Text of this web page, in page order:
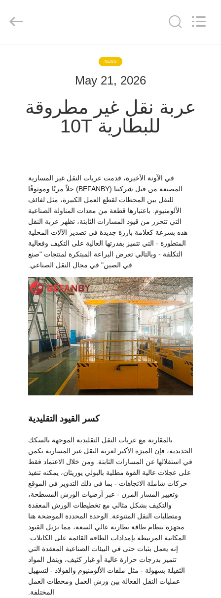
معلومات
مراقبة
الجودة
اتصل
أخبار
اطلب
اقتباس
PRIVACY
POLICY
Mechanical
NEWS
May 21, 2026
عربة نقل غير مطروقة
للبطارية 10T
في الآونة الأخيرة، قدمت عربات النقل غير المسارية
المصنعة من قبل شركتنا (BEFANBY) حلاً مرنًا وموثوقًا
للنقل بين المحطات لقطع العمل الكبيرة، مثل لفائف
الألومنيوم. باعتبارها قطعة من معدات المناولة الصناعية
التي تتحرر من قيود المسارات الثابتة، تظهر عربة النقل
هذه بسرعة كعلامة بارزة جديدة في تصدير الآلات المحلية
المتطورة - التي تتميز بقدرتها العالية على التكيف وفعالية
التكلفة - وبالتالي تعرض البراعة المبتكرة لمنتجات "صنع
في الصين" في مجال النقل الصناعي.
كسر القيود التقليدية
بالمقارنة مع عربات النقل التقليدية الموجهة بالسكك
الحديدية، فإن الميزة الأكبر لعربة النقل غير المسارية تكمن
في استقلالها عن المسارات الثابتة. ومن خلال الاعتماد فقط
على عجلات عالية القوة مطلية بالبولي يوريثان، يمكنه تنفيذ
حركات شاملة الاتجاهات - بما في ذلك التدوير في الموقع
وتغيير المسار المرن - عبر أرضيات الورش المسطحة،
والتكيف بشكل مثالي مع تخطيطات الورش المعقدة
ومتطلبات النقل المتنوعة. الوحدة المحددة الموضحة هنا
مجهزة بنظام طاقة بطارية عالي السعة، مما يزيل القيود
المكانية المرتبطة بإمدادات الطاقة القائمة على الكابلات.
إنه يعمل بثبات حتى في البيئات الصناعية المعقدة التي
تتميز بدرجات حرارة عالية أو غبار كثيف، وينقل المواد
الثقيلة بسهولة - مثل ملفات الألومنيوم والفولاذ - لتسهيل
عمليات النقل الفعالة بين ورش العمل ومحطات العمل
المختلفة.